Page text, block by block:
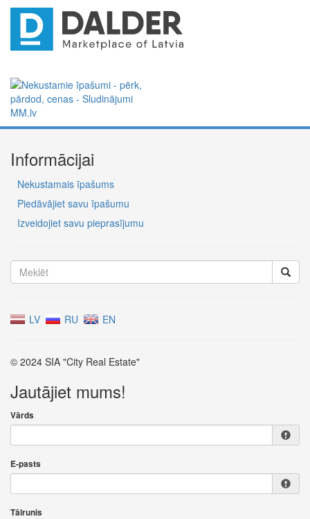
Informācijai
Nekustamais īpašums
Piedāvājiet savu īpašumu
Izveidojiet savu pieprasījumu
LV RU EN
© 2024 SIA "City Real Estate"
Jautājiet mums!
Vārds
E-pasts
Tālrunis